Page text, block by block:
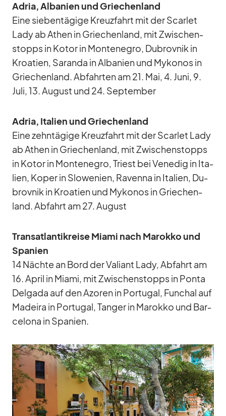
Adria, Al­ba­nien und Grie­chen­land
Eine sie­ben­tä­gige Kreuz­fahrt mit der Scar­let
Lady ab Athen in Grie­chen­land, mit Zwi­schen­
stopps in Ko­tor in Mon­te­ne­gro, Du­brov­nik in
Kroa­tien, Sa­randa in Al­ba­nien und My­ko­nos in
Grie­chen­land. Ab­fahr­ten am 21. Mai, 4. Juni, 9.
Juli, 13. Au­gust und 24. Sep­tem­ber
Adria, Ita­lien und Grie­chen­land
Eine zehn­tä­gige Kreuz­fahrt mit der Scar­let Lady
ab Athen in Grie­chen­land, mit Zwi­schen­stopps
in Ko­tor in Mon­te­ne­gro, Tri­est bei Ve­ne­dig in Ita­
lien, Ko­per in Slo­we­nien, Ra­venna in Ita­lien, Du­
brov­nik in Kroa­tien und My­ko­nos in Grie­chen­
land. Ab­fahrt am 27. Au­gust
Trans­at­lan­tik­reise Mi­ami nach Ma­rokko und
Spa­nien
14 Nächte an Bord der Va­li­ant Lady, Ab­fahrt am
16. April in Mi­ami, mit Zwi­schen­stopps in Ponta
Del­gada auf den Azo­ren in Por­tu­gal, Fun­chal auf
Ma­deira in Por­tu­gal, Tan­ger in Ma­rokko und Bar­
ce­lona in Spa­nien.